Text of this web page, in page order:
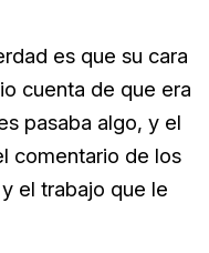
es que su cara
cuenta de que era
pasaba algo, y el
comentario de los
el trabajo que le